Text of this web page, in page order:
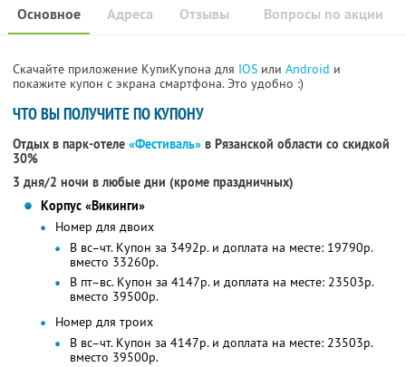
Основное Отзывы Вопросы по акции
Адреса
Скачайте приложение КупиКупона для IOS или Android и
покажите купон с экрана смартфона. Это удобно :)
ЧТО ВЫ ПОЛУЧИТЕ ПО КУПОНУ
Отдых в парк-отеле «Фестиваль» в Рязанской области со скидкой
30%
3 дня/2 ночи в любые дни (кроме праздничных)
Корпус «Викинги»
Номер для двоих
В вс–чт. Купон за 3492р. и доплата на месте: 19790р.
вместо 33260р.
В пт–вс. Купон за 4147р. и доплата на месте: 23503р.
вместо 39500р.
Номер для троих
В вс–чт. Купон за 4147р. и доплата на месте: 23503р.
вместо 39500р.